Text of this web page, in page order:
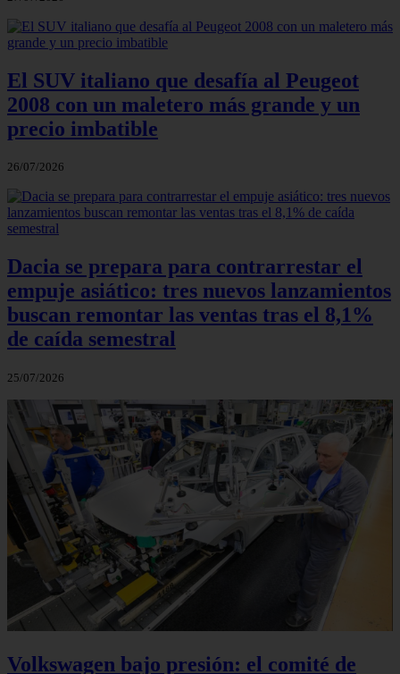
El SUV italiano que desafía al Peugeot
2008 con un maletero más grande y un
precio imbatible
26/07/2026
Dacia se prepara para contrarrestar el
empuje asiático: tres nuevos lanzamientos
buscan remontar las ventas tras el 8,1%
de caída semestral
25/07/2026
Volkswagen bajo presión: el comité de